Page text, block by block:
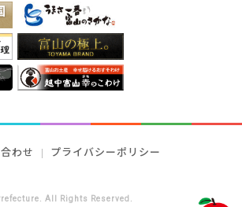
わせ
プライバシーポリシー
All Rights Reserved.